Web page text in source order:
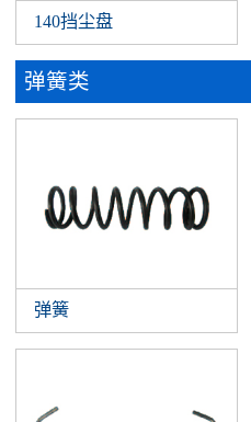
140挡尘盘
弹簧类
弹簧